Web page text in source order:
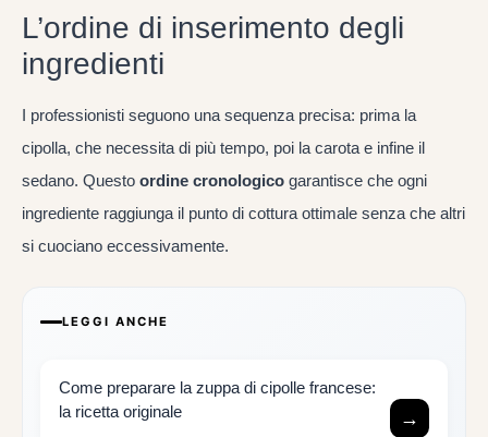
L’ordine di inserimento degli
ingredienti
I professionisti seguono una sequenza precisa: prima la
cipolla, che necessita di più tempo, poi la carota e infine il
sedano. Questo ordine cronologico garantisce che ogni
ingrediente raggiunga il punto di cottura ottimale senza che altri
si cuociano eccessivamente.
LEGGI ANCHE
Come preparare la zuppa di cipolle francese:
la ricetta originale
→